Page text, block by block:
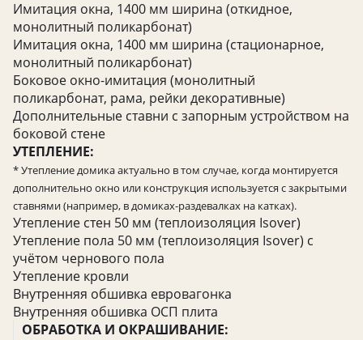
Имитация окна, 1400 мм ширина (откидное,
монолитный поликарбонат)
Имитация окна, 1400 мм ширина (стационарное,
монолитный поликарбонат)
Боковое окно-имитация (монолитный
поликарбонат, рама, рейки декоративные)
Дополнительные ставни с запорным устройством на
боковой стене
УТЕПЛЕНИЕ:
* Утепление домика актуально в том случае, когда монтируется
дополнительно окно или конструкция используется с закрытыми
ставнями (например, в домиках-раздевалках на катках).
Утепление стен 50 мм (теплоизоляция Isover)
Утепление пола 50 мм (теплоизоляция Isover) с
учётом чернового пола
Утепление кровли
Внутренняя обшивка евровагонка
Внутренняя обшивка ОСП плита
ОБРАБОТКА И ОКРАШИВАНИЕ: